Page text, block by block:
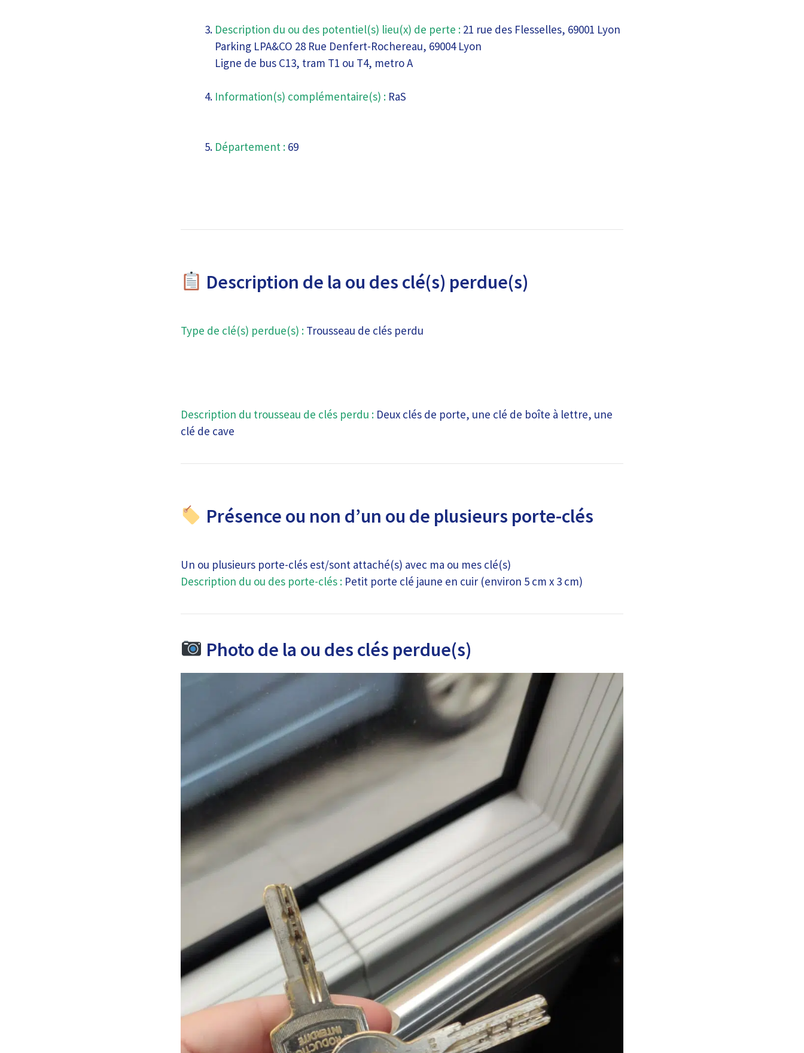
Description du ou des potentiel(s) lieu(x) de perte : 21 rue des Flesselles, 69001 Lyon
Parking LPA&CO 28 Rue Denfert-Rochereau, 69004 Lyon
Ligne de bus C13, tram T1 ou T4, metro A
Information(s) complémentaire(s) : RaS
Département : 69
Description de la ou des clé(s) perdue(s)
Type de clé(s) perdue(s) : Trousseau de clés perdu
Description du trousseau de clés perdu : Deux clés de porte, une clé de boîte à lettre, une
clé de cave
Présence ou non d’un ou de plusieurs porte-clés
Un ou plusieurs porte-clés est/sont attaché(s) avec ma ou mes clé(s)
Description du ou des porte-clés : Petit porte clé jaune en cuir (environ 5 cm x 3 cm)
Photo de la ou des clés perdue(s)